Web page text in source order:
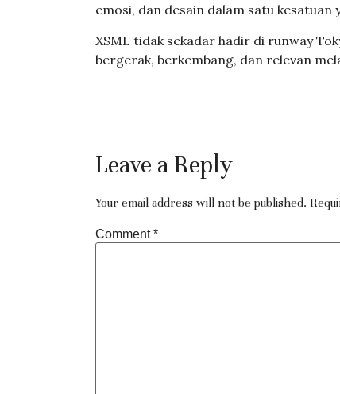
emosi, dan desain dalam satu kesatuan
XSML tidak sekadar hadir di runway
bergerak, berkembang, dan relevan
Leave a Reply
Your email address will not be published.
Comment*